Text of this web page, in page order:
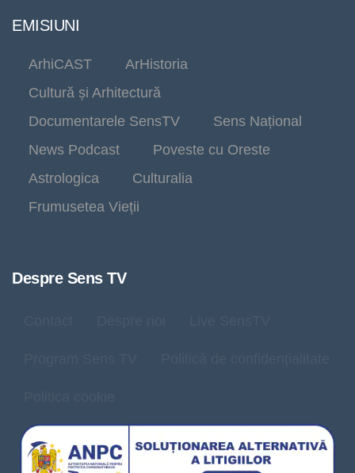
EMISIUNI
ArhiCAST
ArHistoria
Cultură și Arhitectură
Documentarele SensTV
Sens Național
News Podcast
Poveste cu Oreste
Astrologica
Culturalia
Frumusetea Vieții
Despre Sens TV